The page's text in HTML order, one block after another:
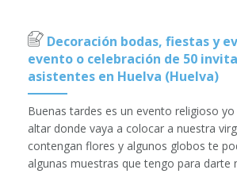
Decoración bodas, fiestas y
evento o celebración de 50
asistentes en Huelva (Huelva)
Buenas tardes es un evento religioso
altar donde vaya a colocar a nuestra
contengan flores y algunos globos te
algunas muestras que tengo para darte